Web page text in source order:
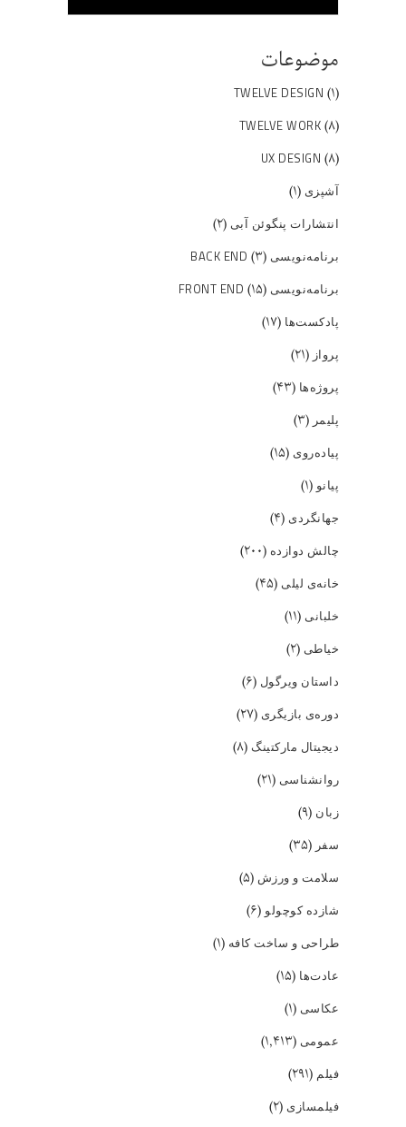
موضوعات
TWELVE DESIGN (۱)
TWELVE WORK (۸)
UX DESIGN (۸)
آشپزی (۱)
انتشارات پنگوئن آبی (۲)
برنامه‌نویسی BACK END (۳)
برنامه‌نویسی FRONT END (۱۵)
پادکست‌ها (۱۷)
پرواز (۲۱)
پروژه‌ها (۴۳)
پلیمر (۳)
پیاده‌روی (۱۵)
پیانو(۱)
جهانگردی (۴)
چالش دوازده (۲۰۰)
خانه‌ی لیلی (۴۵)
خلبانی (۱۱)
خیاطی (۲)
داستان ویرگول (۶)
دوره‌ی بازیگری (۲۷)
دیجیتال مارکتینگ (۸)
روانشناسی (۲۱)
زبان (۹)
سفر (۳۵)
سلامت و ورزش (۵)
شازده کوچولو(۶)
طراحی و ساخت کافه (۱)
عادت‌ها (۱۵)
عکاسی (۱)
عمومی (۱,۴۱۳)
فیلم (۲۹۱)
فیلمسازی (۲)